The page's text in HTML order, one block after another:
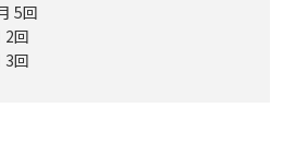
5回
2回
3回